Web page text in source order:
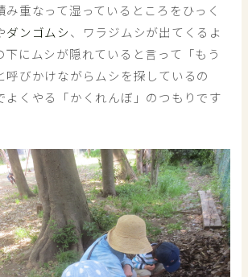
み重なって湿っているところをひっく
ダンゴムシ、ワラジムシが出てくるよ
下にムシが隠れていると言って「もう
呼びかけながらムシを探しているの
よくやる「かくれんぼ」のつもりです